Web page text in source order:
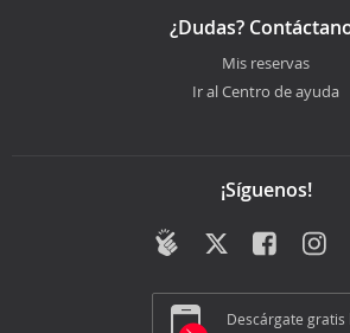
¿Dudas?
Mis reservas
Ir al Centro de ayuda
¡Síguenos!
Descárgate gratis